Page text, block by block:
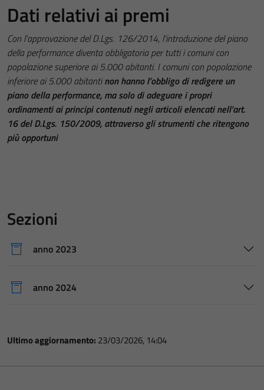
Dati relativi ai premi
Con l’approvazione del D.Lgs. 126/2014, l’introduzione del piano
della performance diventa obbligatoria per tutti i comuni con
popolazione superiore ai 5.000 abitanti. I comuni con popolazione
inferiore ai 5.000 abitantinon hanno l’obbligo di redigere un
piano della performance, ma solo di adeguare i propri
ordinamenti ai principi contenuti negli articoli elencati nell’art.
16 del D.Lgs. 150/2009, attraverso gli strumenti che ritengono
più opportuni
Sezioni
anno 2023
anno 2024
Ultimo aggiornamento: 23/03/2026, 14:04